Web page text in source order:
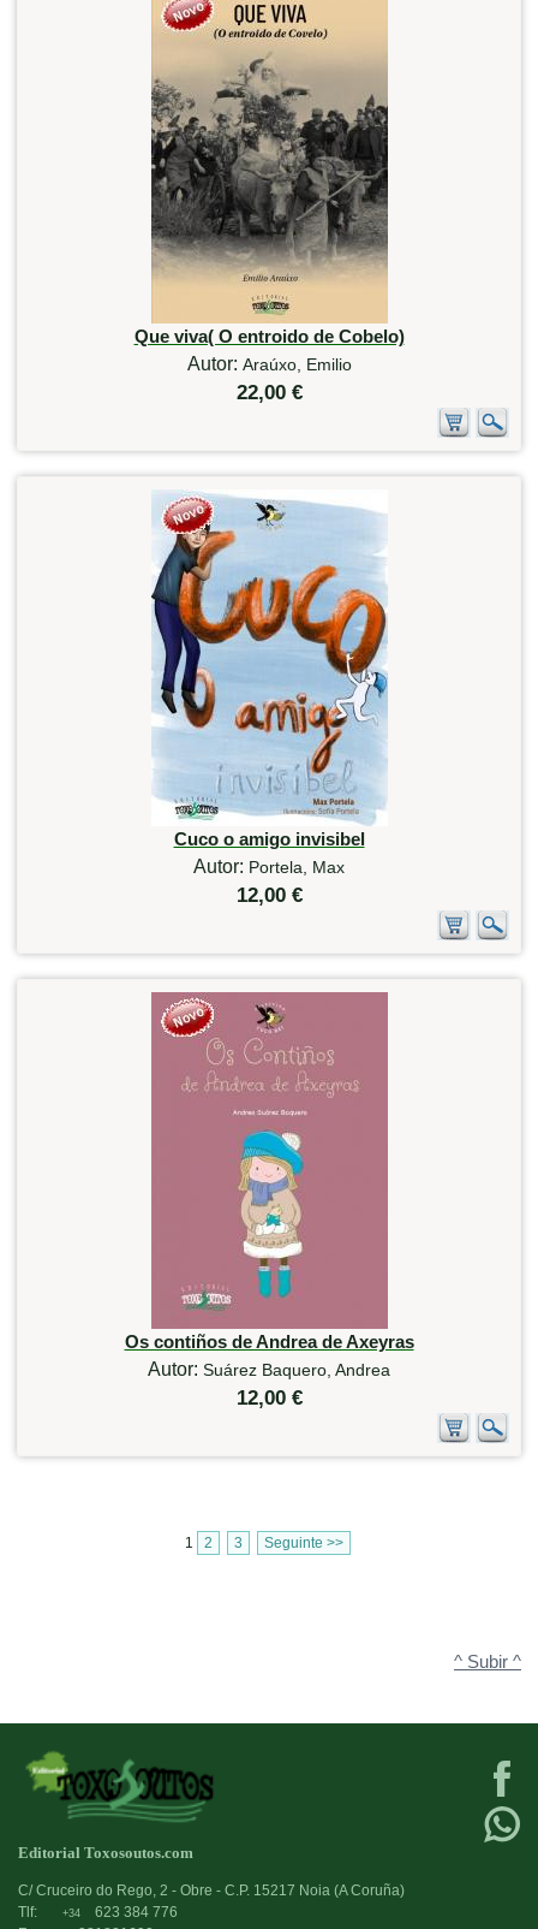
Que viva( O entroido de Cobelo)
Autor: Araúxo, Emilio
22,00 €
Cuco o amigo invisibel
Autor: Portela, Max
12,00 €
Os contiños de Andrea de Axeyras
Autor: Suárez Baquero, Andrea
12,00 €
1 2 3 Seguinte >>
^ Subir ^
Editorial Toxosoutos.com
C/ Cruceiro do Rego, 2 - Obre - C.P. 15217 Noia (A Coruña)
Tlf:
+34
623 384 776